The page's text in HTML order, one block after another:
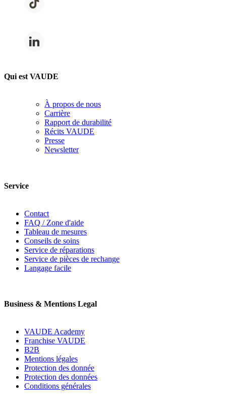
Qui est VAUDE
À propos de nous
Carrière
Rapport de durabilité
Récits VAUDE
Presse
Newsletter
Service
Contact
FAQ / Zone d'aide
Tableau de mesures
Conseils de soins
Service de réparations
Service de pièces de rechange
Langage facile
Business & Mentions Legal
VAUDE Academy
Franchise VAUDE
B2B
Mentions légales
Protection des donnée
Protection des données
Conditions générales